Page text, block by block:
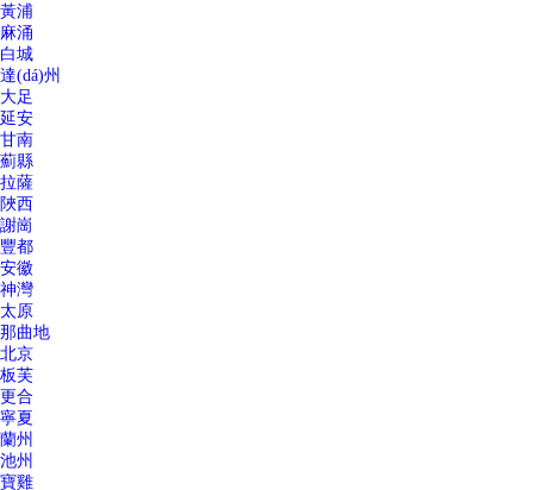
黃浦
麻涌
白城
達(dá)州
大足
延安
甘南
薊縣
拉薩
陜西
謝崗
豐都
安徽
神灣
太原
那曲地
北京
板芙
更合
寧夏
蘭州
池州
寶雞